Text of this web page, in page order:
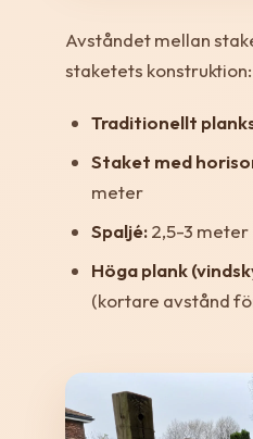
Avståndet mellan
staketets konstruktion:
Traditionellt
Staket med
meter
Spaljé:2,5-3 meter
Höga plank
(kortare avstånd